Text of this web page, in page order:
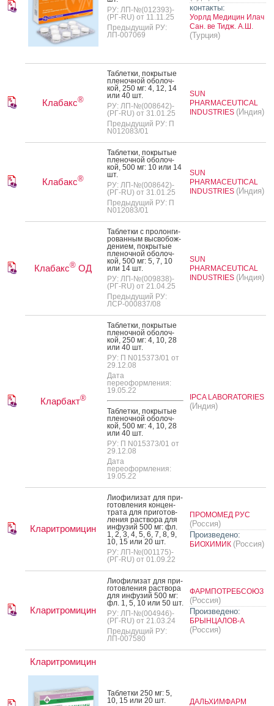
РУ: ЛП-№(012393)-
(РГ-RU) от 11.11.25
Предыдущий РУ:
ЛП-007069
контакты:
Уорлд Медицин Илач
Сан. ве Тидж. А.Ш.
(Турция)
Клабакс®
Таб­летки, пок­ры­тые
пле­ноч­ной обо­лоч­
кой, 250 мг: 4, 12, 14
или 40 шт.
РУ: ЛП-№(008642)-
(РГ-RU) от 31.01.25
Предыдущий РУ: П
N012083/01
SUN
PHARMACEUTICAL
INDUSTRIES (Индия)
Клабакс®
Таб­летки, пок­ры­тые
пле­ноч­ной обо­лоч­
кой, 500 мг: 10 или 14
шт.
РУ: ЛП-№(008642)-
(РГ-RU) от 31.01.25
Предыдущий РУ: П
N012083/01
SUN
PHARMACEUTICAL
INDUSTRIES (Индия)
Клабакс® ОД
Таб­летки с про­лон­ги­
рован­ным выс­во­бож­
де­ни­ем, пок­ры­тые
пле­ноч­ной обо­лоч­
кой, 500 мг: 5, 7, 10
или 14 шт.
РУ: ЛП-№(009838)-
(РГ-RU) от 21.04.25
Предыдущий РУ:
ЛСР-000837/08
SUN
PHARMACEUTICAL
INDUSTRIES (Индия)
Кларбакт®
Таб­летки, пок­ры­тые
пле­ноч­ной обо­лоч­
кой, 250 мг: 4, 10, 28
или 40 шт.
РУ: П N015373/01 от
29.12.08
Дата
переоформления:
19.05.22
Таб­летки, пок­ры­тые
пле­ноч­ной обо­лоч­
кой, 500 мг: 4, 10, 28
или 40 шт.
РУ: П N015373/01 от
29.12.08
Дата
переоформления:
19.05.22
IPCA LABORATORIES
(Индия)
Кларитромицин
Ли­офи­лизат для при­
готов­ле­ния кон­цен­
тра­та для при­готов­
ле­ния рас­тво­ра для
ин­фу­зий 500 мг: фл.
1, 2, 3, 4, 5, 6, 7, 8, 9,
10, 15 или 20 шт.
РУ: ЛП-№(001175)-
(РГ-RU) от 01.09.22
ПРОМОМЕД РУС
(Россия)
Произведено:
БИОХИМИК (Россия)
Кларитромицин
Ли­офи­лизат для при­
готов­ле­ния рас­тво­ра
для ин­фу­зий 500 мг:
фл. 1, 5, 10 или 50 шт.
РУ: ЛП-№(004946)-
(РГ-RU) от 21.03.24
Предыдущий РУ:
ЛП-007580
ФАРМПОТРЕБСОЮЗ
(Россия)
Произведено:
БРЫНЦАЛОВ-А
(Россия)
Кларитромицин
Таб­летки 250 мг: 5,
10, 15 или 20 шт.
ДАЛЬХИМФАРМ